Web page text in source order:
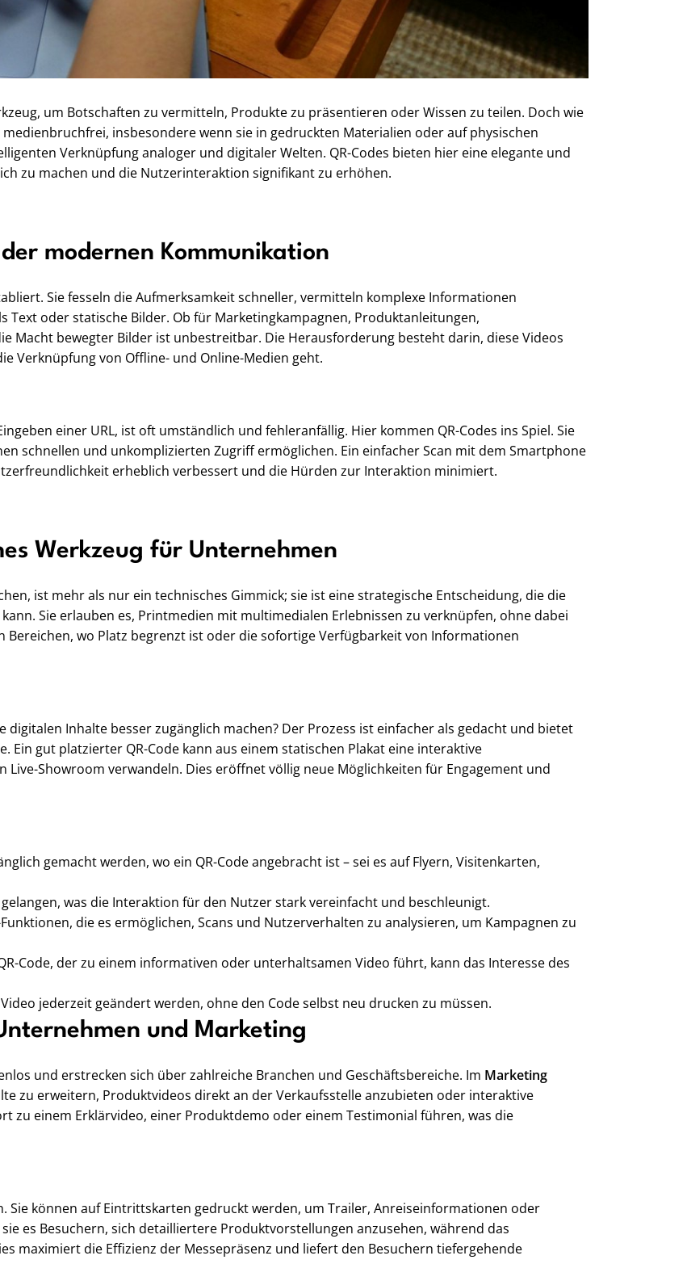
um Botschaften zu vermitteln, Produkte zu präsentieren oder Wissen zu teilen. Doch wie
insbesondere wenn sie in gedruckten Materialien oder auf physischen
Verknüpfung analoger und digitaler Welten. QR-Codes bieten hier eine elegante und
zu machen und die Nutzerinteraktion signifikant zu erhöhen.
modernen Kommunikation
Sie fesseln die Aufmerksamkeit schneller, vermitteln komplexe Informationen
oder statische Bilder. Ob für Marketingkampagnen, Produktanleitungen,
Macht bewegter Bilder ist unbestreitbar. Die Herausforderung besteht darin, diese Videos
Verknüpfung von Offline- und Online-Medien geht.
einer URL, ist oft umständlich und fehleranfällig. Hier kommen QR-Codes ins Spiel. Sie
schnellen und unkomplizierten Zugriff ermöglichen. Ein einfacher Scan mit dem Smartphone
erheblich verbessert und die Hürden zur Interaktion minimiert.
Werkzeug für Unternehmen
ist mehr als nur ein technisches Gimmick; sie ist eine strategische Entscheidung, die die
Sie erlauben es, Printmedien mit multimedialen Erlebnissen zu verknüpfen, ohne dabei
wo Platz begrenzt ist oder die sofortige Verfügbarkeit von Informationen
digitalen Inhalte besser zugänglich machen? Der Prozess ist einfacher als gedacht und bietet
gut platzierter QR-Code kann aus einem statischen Plakat eine interaktive
Showroom verwandeln. Dies eröffnet völlig neue Möglichkeiten für Engagement und
gemacht werden, wo ein QR-Code angebracht ist – sei es auf Flyern, Visitenkarten,
was die Interaktion für den Nutzer stark vereinfacht und beschleunigt.
die es ermöglichen, Scans und Nutzerverhalten zu analysieren, um Kampagnen zu
Code, der zu einem informativen oder unterhaltsamen Video führt, kann das Interesse des
jederzeit geändert werden, ohne den Code selbst neu drucken zu müssen.
und Marketing
und erstrecken sich über zahlreiche Branchen und Geschäftsbereiche. Im Marketing
zu erweitern, Produktvideos direkt an der Verkaufsstelle anzubieten oder interaktive
zu einem Erklärvideo, einer Produktdemo oder einem Testimonial führen, was die
Sie können auf Eintrittskarten gedruckt werden, um Trailer, Anreiseinformationen oder
es Besuchern, sich detailliertere Produktvorstellungen anzusehen, während das
maximiert die Effizienz der Messepräsenz und liefert den Besuchern tiefergehende